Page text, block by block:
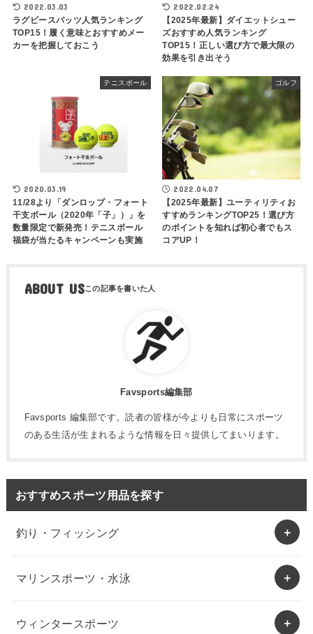
2022.03.03
ラグビースパッツ人気ランキング
TOP15！履く意味とおすすめメー
カーを把握しておこう
2022.02.24
【2025年最新】ダイエットシュー
ズおすすめ人気ランキング
TOP15！正しい選び方で最大限の
効果を引き出そう
テニスボール
2020.03.19
11/28より「ダンロップ・フォート
干支ボール（2020年「子」）」を
数量限定で新発売！テニスボール
福袋が当たるキャンペーンも実施
ゴルフ
2022.04.07
【2025年最新】ユーティリティお
すすめランキングTOP25！選び方
のポイントを知れば初心者でもス
コアUP！
ABOUT US
Favsports編集部
Favsports 編集部です。読者の皆様が今よりも日常にスポーツ
のある生活が生まれるような情報を日々提供してまいります。
おすすめスポーツ用品を探す
釣り・フィッシング
マリンスポーツ・水泳
ウィンタースポーツ